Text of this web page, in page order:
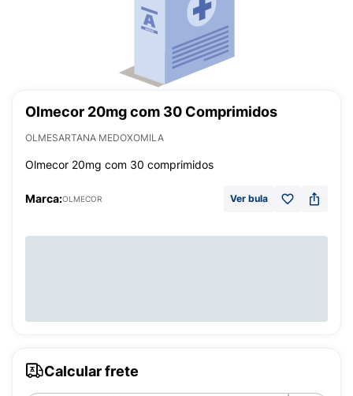
Olmecor 20mg com 30 Comprimidos
OLMESARTANA MEDOXOMILA
Olmecor 20mg com 30 comprimidos
Marca:OLMECOR Ver bula
Calcular frete